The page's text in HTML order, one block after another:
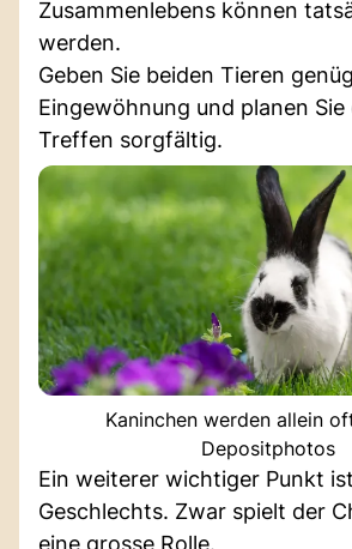
Zusammenlebens können
werden.
Geben Sie beiden Tieren
Eingewöhnung und planen Sie
Treffen sorgfältig.
Kaninchen werden allein
Depositphotos
Ein weiterer wichtiger Punkt
Geschlechts. Zwar spielt der
eine grosse Rolle.